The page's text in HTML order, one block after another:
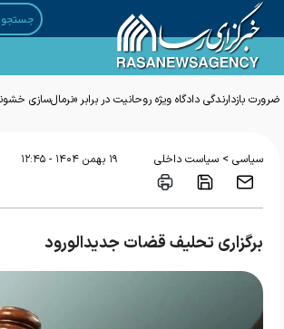
ضرورت بازدارندگی دادگاه ویژه روحانیت در برابر «نرمال‌سازی
سیاسی > سیاست داخلی ۱۹ بهمن ۱۴۰۴ - ۱۲:۴۵
برگزاری تحلیف قضات جدیدالورود